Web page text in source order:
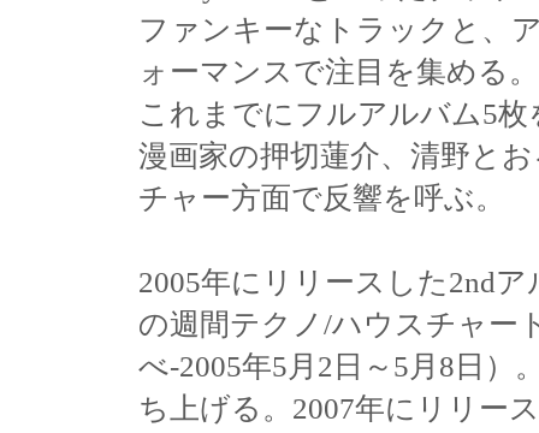
ファンキーなトラックと、
ォーマンスで注目を集める。
これまでにフルアルバム5
漫画家の押切蓮介、清野と
チャー方面で反響を呼ぶ。
2005年にリリースした2ndア
の週間テクノ/ハウスチャー
べ-2005年5月2日～5月8日）
ち上げる。2007年にリリー